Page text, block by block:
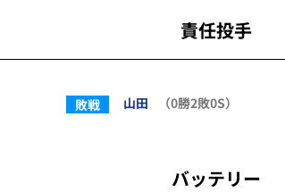
責任投手
敗戦 山田 （0勝2敗0S）
バッテリー